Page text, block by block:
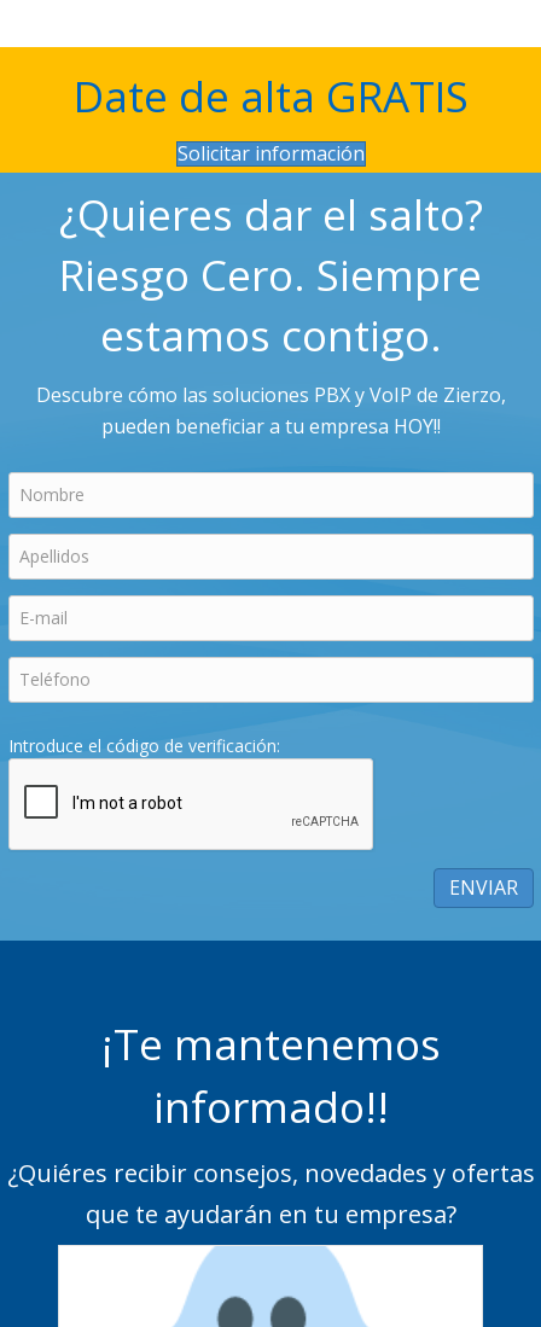
Date de alta GRATIS
Solicitar información
¿Quieres dar el salto?
Riesgo Cero. Siempre
estamos contigo.
Descubre cómo las soluciones PBX y VoIP de Zierzo,
pueden beneficiar a tu empresa HOY!!
Introduce el código de verificación:
¡Te mantenemos
informado!!
¿Quiéres recibir consejos, novedades y ofertas
que te ayudarán en tu empresa?